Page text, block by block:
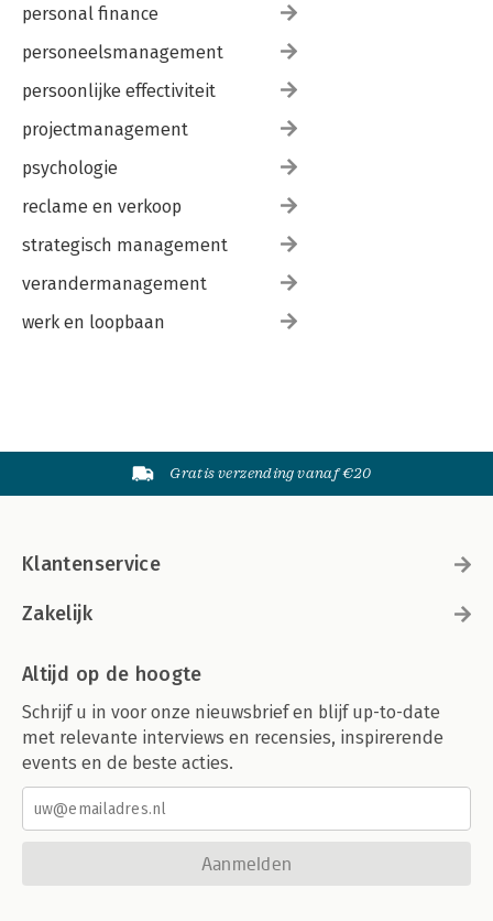
personal finance
personeelsmanagement
persoonlijke effectiviteit
projectmanagement
psychologie
reclame en verkoop
strategisch management
verandermanagement
werk en loopbaan
Gratis verzending vanaf €20
Klantenservice
Zakelijk
Altijd op de hoogte
Schrijf u in voor onze nieuwsbrief en blijf up-to-date
met relevante interviews en recensies, inspirerende
events en de beste acties.
Aanmelden